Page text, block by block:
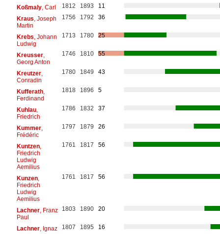
Koßmaly, Carl 1812 1893
11
Kraus , Joseph
Martin
1756 1792 36
Krebs , Johann
Ludwig
1713 1780 25
Kreusser,
Georg Anton
1746 1810 55
Kreutzer,
Conradin
1780 1849 43
Kufferath,
Ferdinand
1818 1896 5
Kuhlau,
Friedrich
1786 1832 37
Kummer,
Frédéric
1797 1879 26
Kuntzen,
Friedrich
Ludwig
Aemilius
1761 1817 56
Kunzen,
Friedrich
Ludwig
Aemilius
1761 1817 56
Lachner, Franz
Paul
1803 1890 20
Lachner, Ignaz 1807 1895
16